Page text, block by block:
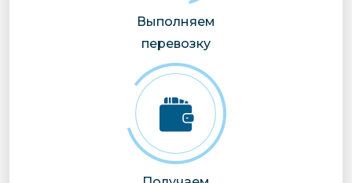
Выполняем
перевозку